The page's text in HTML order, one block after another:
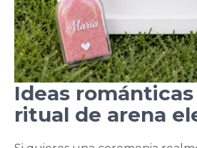
Ideas
ritual de arena